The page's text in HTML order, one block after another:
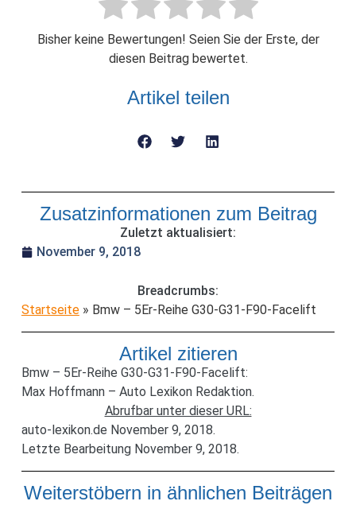
Bisher keine Bewertungen! Seien Sie der Erste, der
diesen Beitrag bewertet.
Artikel teilen
Zusatzinformationen zum Beitrag
Zuletzt aktualisiert:
November 9, 2018
Breadcrumbs:
Startseite» Bmw – 5Er-Reihe G30-G31-F90-Facelift
Artikel zitieren
Bmw – 5Er-Reihe G30-G31-F90-Facelift:
Max Hoffmann – Auto Lexikon Redaktion.
Abrufbar unter dieser URL:
auto-lexikon.de November 9, 2018.
Letzte Bearbeitung November 9, 2018.
Weiterstöbern in ähnlichen Beiträgen